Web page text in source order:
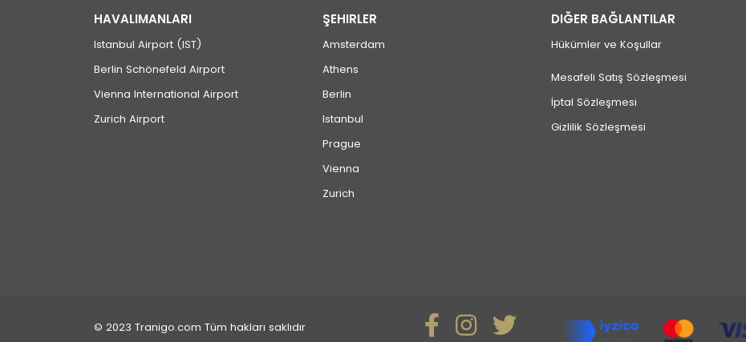
HAVALIMANLARI
Istanbul Airport (IST)
Berlin Schönefeld Airport
Vienna International Airport
Zurich Airport
ŞEHIRLER
Amsterdam
Athens
Berlin
Istanbul
Prague
Vienna
Zurich
DIĞER BAĞLANTILAR
Hükümler ve Koşullar
Mesafeli Satış Sözleşmesi
İptal Sözleşmesi
Gizlilik Sözleşmesi
© 2023 Tranigo.com Tüm hakları saklıdır